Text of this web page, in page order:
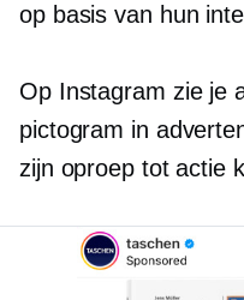
op basis van hun
Op Instagram zie je
pictogram in
zijn oproep tot actie